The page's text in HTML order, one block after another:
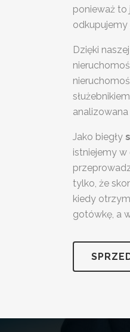
ponieważ to
Dzięki
Jako biegły
istniejemy
tylko, że
kiedy
gotówkę, a